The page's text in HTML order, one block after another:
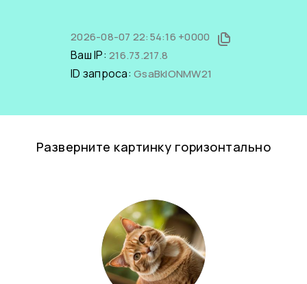
2026-08-07 22:54:16 +0000
Ваш IP: 216.73.217.8
ID запроса: GsaBklONMW21
Разверните картинку горизонтально